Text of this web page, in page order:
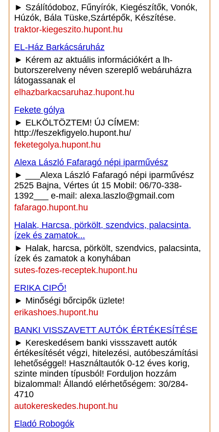
► Szálítódoboz, Fűnyírók, Kiegészítők, Vonók,
Húzók, Bála Tüske,Szártépők, Készítése.
traktor-kiegeszito.hupont.hu
EL-Ház Barkácsáruház
► Kérem az aktuális információkért a lh-
butorszerelveny néven szereplő webáruházra
látogassanak el
elhazbarkacsaruhaz.hupont.hu
Fekete gólya
► ELKÖLTÖZTEM! ÚJ CÍMEM:
http://feszekfigyelo.hupont.hu/
feketegolya.hupont.hu
Alexa László Fafaragó népi iparművész
► ___Alexa László Fafaragó népi iparművész
2525 Bajna, Vértes út 15 Mobil: 06/70-338-
1392___ e-mail: alexa.laszlo@gmail.com
fafarago.hupont.hu
Halak, Harcsa, pörkölt, szendvics, palacsinta,
ízek és zamatok...
► Halak, harcsa, pörkölt, szendvics, palacsinta,
ízek és zamatok a konyhában
sutes-fozes-receptek.hupont.hu
ERIKA CIPŐ!
► Minőségi bőrcipők üzlete!
erikashoes.hupont.hu
BANKI VISSZAVETT AUTÓK ÉRTÉKESÍTÉSE
► Kereskedésem banki vissszavett autók
értékesítését végzi, hitelezési, autóbeszámítási
lehetőséggel! Használtautók 0-12 éves korig,
szinte minden típusból! Forduljon hozzám
bizalommal! Állandó elérhetőségem: 30/284-
4710
autokereskedes.hupont.hu
Eladó Robogók